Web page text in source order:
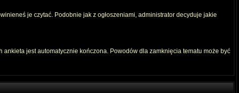
je czytać. Podobnie jak z ogłoszeniami, administrator decyduje jakie
jest automatycznie kończona. Powodów dla zamknięcia tematu może być